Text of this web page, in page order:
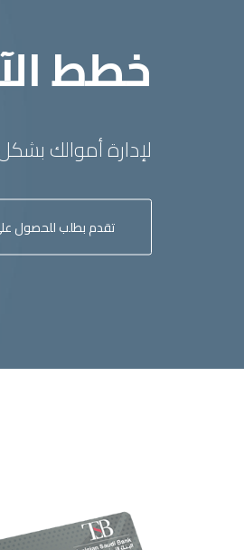
خطط
لإدارة أموالك
تقدم بطلب للحصول